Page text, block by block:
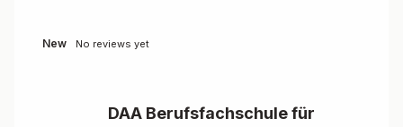
New No reviews yet
DAA Berufsfachschule für